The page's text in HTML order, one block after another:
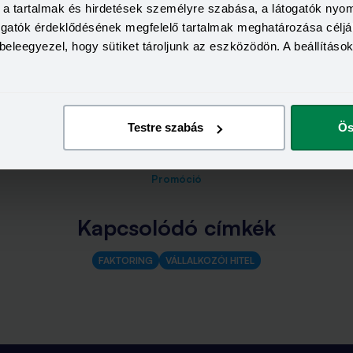
tartalmak és hirdetések személyre szabása, a látogatók
érdeklődésének megfelelő tartalmak meghatározása
hogy sütiket tároljunk az eszközödön. A
Testre szabás
1 munkanapon belül. A számlák esedékességekor a
10% is kifizetésre kerül Nagyszerű Ötlet Kft.-nek.
a vállalkozásoknak, amelyeknek azonnal pénzre van
a banki finanszírozásnak is.
Promóció
Kapcsolódó címkék
FAKTORING VÁLLALKOZÓI HITEL